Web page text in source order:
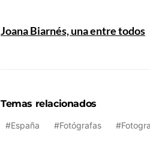
Joana Biarnés, una entre todos
Temas relacionados
España Fotógrafas